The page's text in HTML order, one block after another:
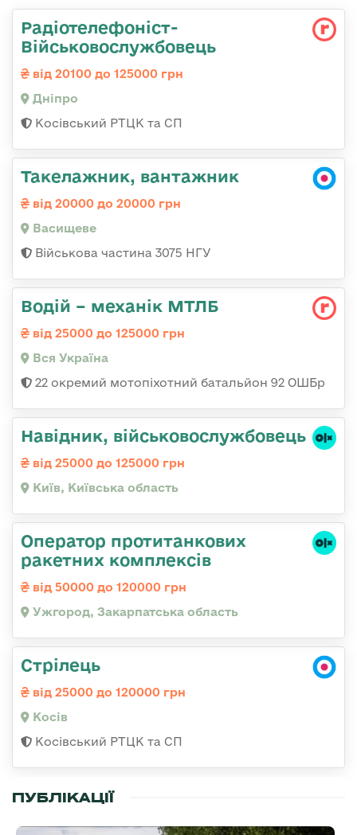
Радіотелефоніст-
Військовослужбовець
від 20100 до 125000 грн
Дніпро
Косівський РТЦК та СП
Такелажник, вантажник
від 20000 до 20000 грн
Васищеве
Військова частина 3075 НГУ
Водій – механік МТЛБ
від 25000 до 125000 грн
Вся Україна
22 окремий мотопіхотний батальйон 92 ОШБр
Навідник, військовослужбовець
від 25000 до 125000 грн
Київ, Київська область
Оператор протитанкових
ракетних комплексів
від 50000 до 120000 грн
Ужгород, Закарпатська область
Стрілець
від 25000 до 120000 грн
Косів
Косівський РТЦК та СП
ПУБЛІКАЦІЇ